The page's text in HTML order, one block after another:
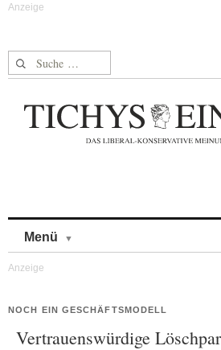
Suche nach:
Menü
NOCH EIN GESCHÄFTSMODELL
Vertrauenswürdige